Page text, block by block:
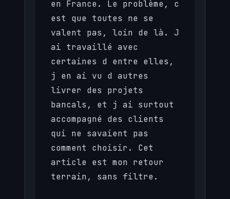
en France. Le problème, c
est que toutes ne se
valent pas, loin de là. J
ai travaillé avec
certaines d entre elles,
j en ai vu d autres
livrer des projets
bancals, et j ai surtout
accompagné des clients
qui ne savaient pas
comment choisir. Cet
article est mon retour
terrain, sans filtre.